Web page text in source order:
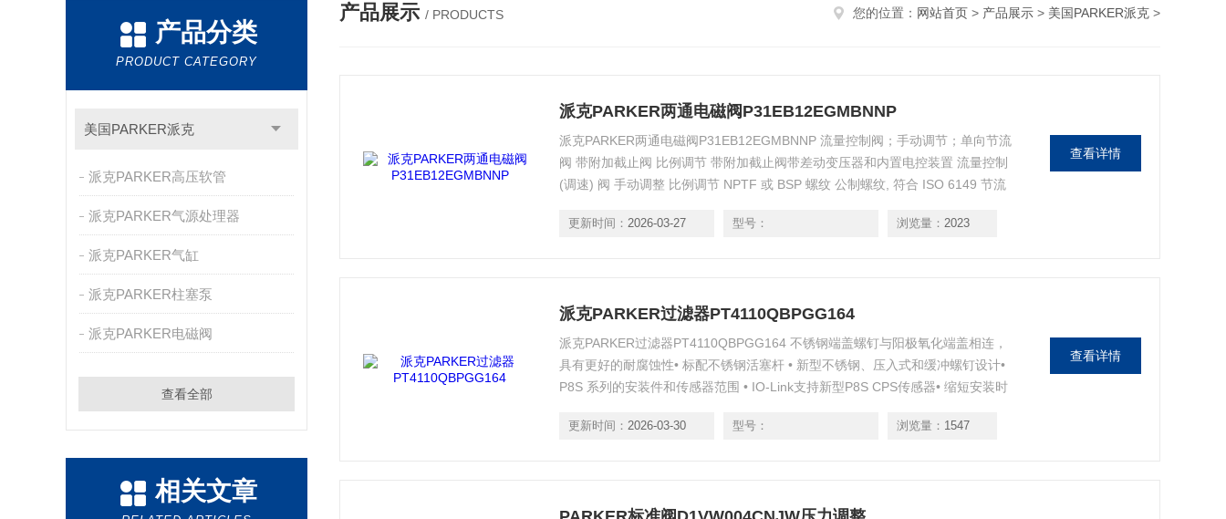
产品分类
PRODUCT CATEGORY
美国PARKER派克
派克PARKER高压软管
派克PARKER气源处理器
派克PARKER气缸
派克PARKER柱塞泵
派克PARKER电磁阀
查看全部
相关文章
产品展示 / PRODUCTS 您的位置： 网站首页 > 产品展示 > 美国PARKER派克 >
派克PARKER两通电磁阀P31EB12EGMBNNP
派克PARKER两通电磁阀P31EB12EGMBNNP 流量控制阀；手动调节；单向节流
阀 带附加截止阀 比例调节 带附加截止阀带差动变压器和内置电控装置 流量控制
(调速) 阀 手动调整 比例调节 NPTF 或 BSP 螺纹 公制螺纹, 符合 ISO 6149 节流
列为钢质阀体的针型节流
更新时间： 2026-03-27 型号： 浏览量： 2023
查看详情
派克PARKER过滤器PT4110QBPGG164
派克PARKER过滤器PT4110QBPGG164 不锈钢端盖螺钉与阳极氧化端盖相连，
具有更好的耐腐蚀性• 标配不锈钢活塞杆 • 新型不锈钢、压入式和缓冲螺钉设计•
P8S 系列的安装件和传感器范围 • IO-Link支持新型P8S CPS传感器• 缩短安装时
缓冲提高效率，
更新时间： 2026-03-30 型号： 浏览量： 1547
查看详情